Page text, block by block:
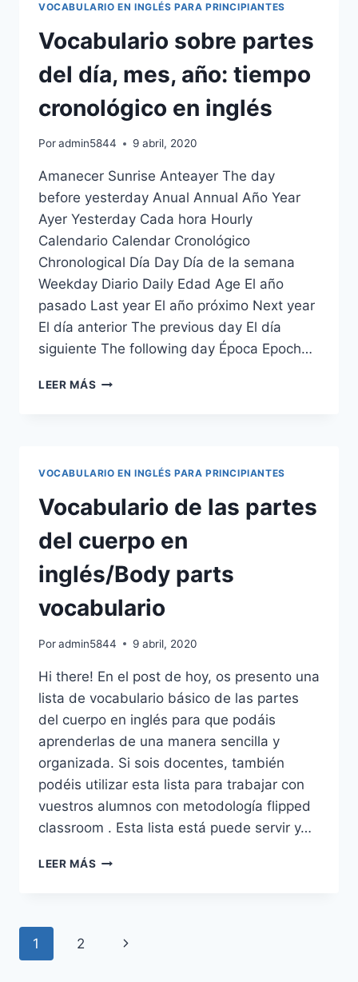
BACHILLER.
VOCABULARIO EN INGLÉS PARA PRINCIPIANTES
Vocabulario sobre partes
del día, mes, año: tiempo
cronológico en inglés
Poradmin5844 9 abril, 2020
Amanecer Sunrise Anteayer The day
before yesterday Anual Annual Año Year
Ayer Yesterday Cada hora Hourly
Calendario Calendar Cronológico
Chronological Día Day Día de la semana
Weekday Diario Daily Edad Age El año
pasado Last year El año próximo Next year
El día anterior The previous day El día
siguiente The following day Época Epoch…
LEER MÁS VOCABULARIO
TIEMPO
CRONOLÓGICO
INGLÉS
VOCABULARIO EN INGLÉS PARA PRINCIPIANTES
Vocabulario de las partes
del cuerpo en
inglés/Body parts
vocabulario
Poradmin5844 9 abril, 2020
Hi there! En el post de hoy, os presento una
lista de vocabulario básico de las partes
del cuerpo en inglés para que podáis
aprenderlas de una manera sencilla y
organizada. Si sois docentes, también
podéis utilizar esta lista para trabajar con
vuestros alumnos con metodología flipped
classroom . Esta lista está puede servir y…
LEER MÁS VOCABULARIO
CUERPO
Navegación
1 2
Siguiente